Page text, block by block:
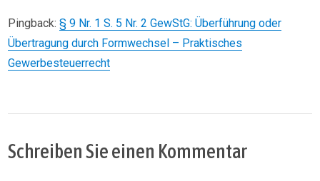
Pingback:§ 9 Nr. 1 S. 5 Nr. 2 GewStG: Überführung oder
Übertragung durch Formwechsel – Praktisches
Gewerbesteuerrecht
Schreiben Sie einen Kommentar